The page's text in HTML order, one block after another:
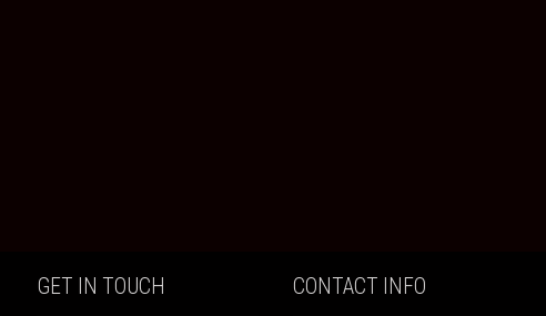
GET IN TOUCH CONTACT INFO